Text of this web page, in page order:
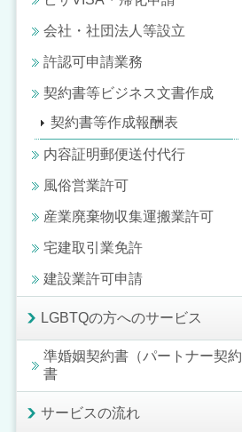
会社・社団法人等設立
許認可申請業務
契約書等ビジネス文書作成
契約書等作成報酬表
内容証明郵便送付代行
風俗営業許可
産業廃棄物収集運搬業許可
宅建取引業免許
建設業許可申請
LGBTQの方へのサービス
準婚姻契約書（パートナー契約
書
サービスの流れ